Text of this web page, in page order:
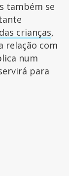
também se
crianças,
relação com
num
para